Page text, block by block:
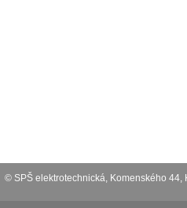
© SPŠ elektrotechnická, Komenského